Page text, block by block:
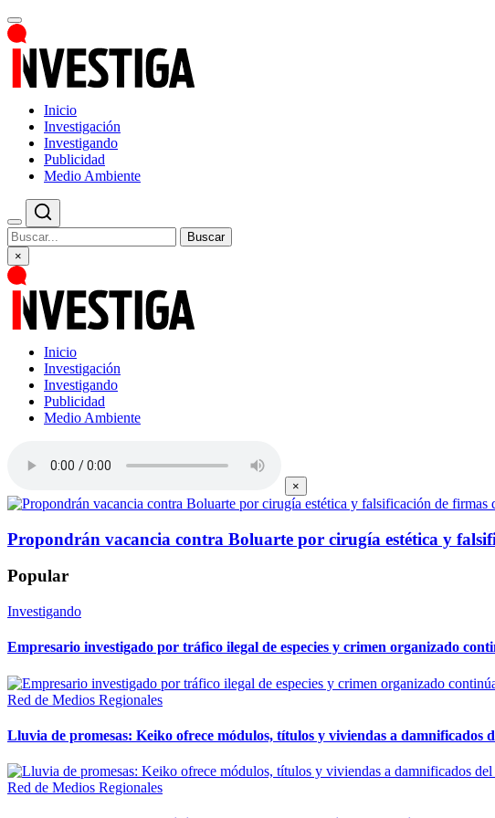
Inicio
Investigación
Investigando
Publicidad
Medio Ambiente
Buscar
×
Inicio
Investigación
Investigando
Publicidad
Medio Ambiente
×
Propondrán vacancia contra Boluarte por cirugía estética y
Popular
Investigando
Empresario investigado por tráfico ilegal de especies y crimen organizado
Red de Medios Regionales
Lluvia de promesas: Keiko ofrece módulos, títulos y viviendas a damnificados
Red de Medios Regionales